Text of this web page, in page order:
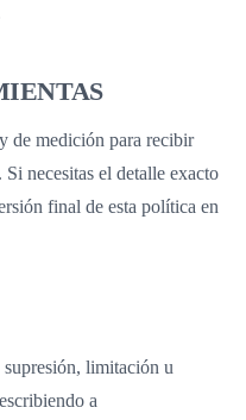
de medición para recibir
necesitas el detalle exacto
final de esta política en
limitación u
a